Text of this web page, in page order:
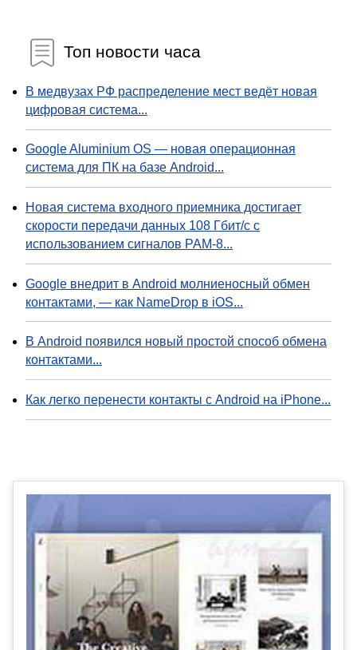
Топ новости часа
В медвузах РФ распределение мест ведёт новая
цифровая система...
Google Aluminium OS — новая операционная
система для ПК на базе Android...
Новая система входного приемника достигает
скорости передачи данных 108 Гбит/с с
использованием сигналов PAM-8...
Google внедрит в Android молниеносный обмен
контактами, — как NameDrop в iOS...
В Android появился новый простой способ обмена
контактами...
Как легко перенести контакты с Android на iPhone...